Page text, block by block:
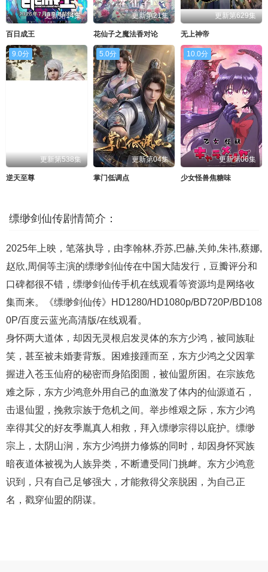
更新第14集
百日成王
更新第21集
花仙子之魔法香对论
更新第629集
无上神帝
9.0分
更新第538集
逆天至尊
5.0分
更新第04集
掌门低调点
10.0分
更新第06集
少女怪兽焦糖味
缥缈剑仙传剧情简介：
2025年上映，笔落执导，由李翰林,乔苏,巴赫,关帅,朱祎,蔡娜,
赵欣,周侗等主演的缥缈剑仙传在中国大陆发行，豆瓣评分和
口碑都很不错，缥缈剑仙传手机在线观看等资源均是网络收
集而来。《缥缈剑仙传》HD1280/HD1080p/BD720P/BD108
0P/百度云蓝光高清版/在线观看。
身怀两大道体，却因无灵根启发灵体的东方少鸿，被同族耻
笑，甚至被未婚妻背叛。困难接踵而至，东方少鸿之父因掌
握进入苍玉仙府的秘密而身陷囹圄，被仙盟所困。在宗族危
难之际，东方少鸿意外用自己的血激发了体内的仙源道石，
击退仙盟，挽救宗族于危机之间。举步维艰之际，东方少鸿
幸得其父的好友季胤真人相救，拜入缥缈宗得以庇护。缥缈
宗上，太阴山涧，东方少鸿拼力修炼的同时，却因身怀冥族
暗夜道体被视为人族异类，不断遭受同门挑衅。东方少鸿意
识到，只有自己足够强大，才能救得父亲脱困，为自己正
名，戳穿仙盟的阴谋。